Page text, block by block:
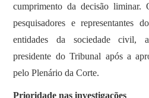
cumprimento da decisão
pesquisadores e representantes
entidades da sociedade civil,
presidente do Tribunal após a
pelo Plenário da Corte.
Prioridade nas investigações